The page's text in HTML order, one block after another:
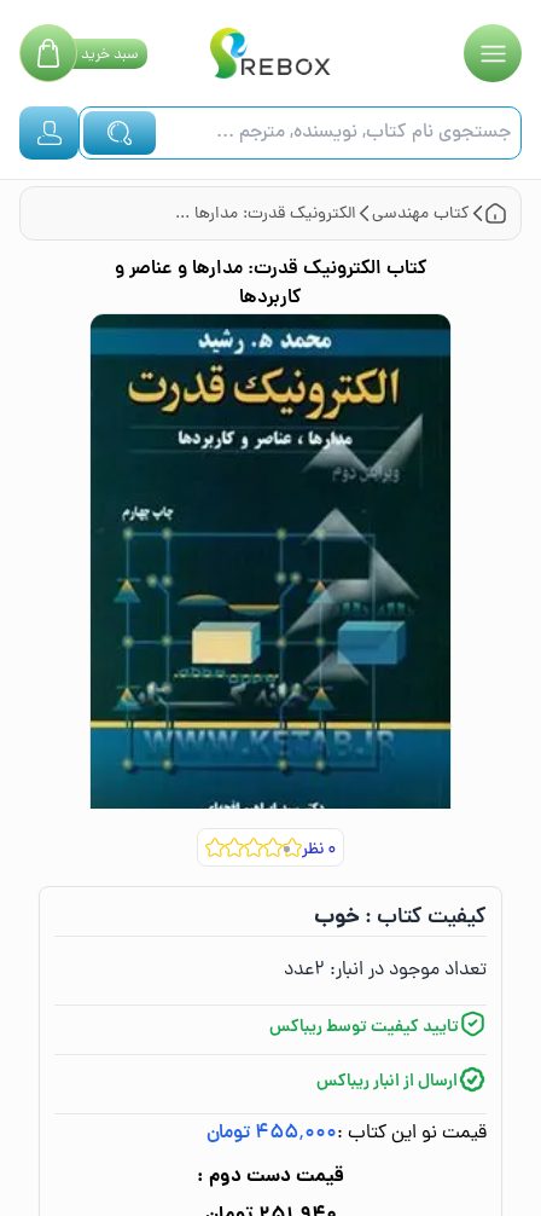
سبدخرید
کتابمهندسی الکترونیک قدرت: مدارها و عناصر و کاربردها
کتاب الکترونیک قدرت: مدارها و عناصر و
کاربردها
۰نظر
کیفیت کتاب :‌خوب
تعداد موجود در انبار:‌ ۲عدد
تایید کیفیت توسط ریباکس
ارسال از انبار ریباکس
قیمت نو این کتاب :۴۵۵٬۰۰۰ تومان
قیمت دست دوم :